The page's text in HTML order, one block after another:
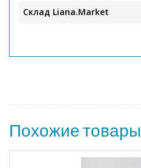
Склад Liana.Market
Похожие товары